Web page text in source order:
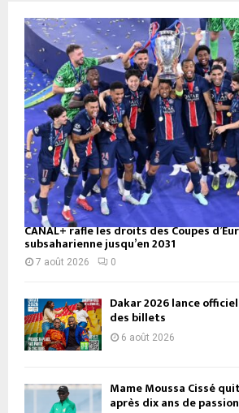
CANAL+ rafle les droits des Coupes
subsaharienne jusqu’en 2031
7 août 2026 0
Dakar 2026 lance
des billets
6 août 2026
Mame Moussa Cissé
après dix ans de